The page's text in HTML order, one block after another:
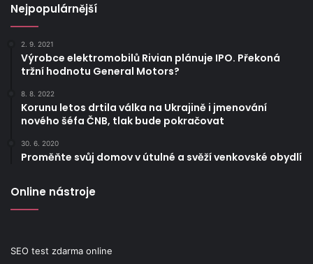
Nejpopulárnější
2. 9. 2021
Výrobce elektromobilů Rivian plánuje IPO. Překoná
tržní hodnotu General Motors?
8. 8. 2022
Korunu letos drtila válka na Ukrajině i jmenování
nového šéfa ČNB, tlak bude pokračovat
30. 6. 2020
Proměňte svůj domov v útulné a svěží venkovské obydlí
Online nástroje
SEO test zdarma online